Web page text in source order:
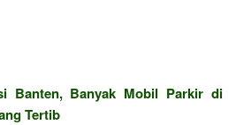
Banten, Banyak Mobil Parkir di
Tertib